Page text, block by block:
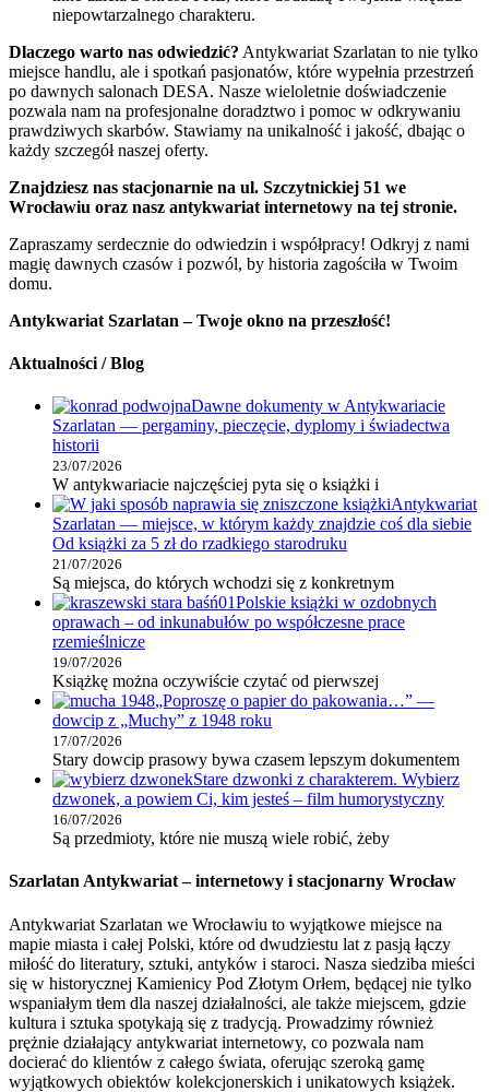
niepowtarzalnego charakteru.
Dlaczego warto nas odwiedzić? Antykwariat Szarlatan to nie tylko
miejsce handlu, ale i spotkań pasjonatów, które wypełnia przestrzeń
po dawnych salonach DESA. Nasze wieloletnie doświadczenie
pozwala nam na profesjonalne doradztwo i pomoc w odkrywaniu
prawdziwych skarbów. Stawiamy na unikalność i jakość, dbając o
każdy szczegół naszej oferty.
Znajdziesz nas stacjonarnie na ul. Szczytnickiej 51 we
Wrocławiu oraz nasz antykwariat internetowy na tej stronie.
Zapraszamy serdecznie do odwiedzin i współpracy! Odkryj z nami
magię dawnych czasów i pozwól, by historia zagościła w Twoim
domu.
Antykwariat Szarlatan – Twoje okno na przeszłość!
Aktualności / Blog
Dawne dokumenty w Antykwariacie
Szarlatan — pergaminy, pieczęcie, dyplomy i świadectwa
historii
23/07/2026
W antykwariacie najczęściej pyta się o książki i
Antykwariat
Szarlatan — miejsce, w którym każdy znajdzie coś dla siebie
Od książki za 5 zł do rzadkiego starodruku
21/07/2026
Są miejsca, do których wchodzi się z konkretnym
Polskie książki w ozdobnych
oprawach – od inkunabułów po współczesne prace
rzemieślnicze
19/07/2026
Książkę można oczywiście czytać od pierwszej
„Poproszę o papier do pakowania…” —
dowcip z „Muchy” z 1948 roku
17/07/2026
Stary dowcip prasowy bywa czasem lepszym dokumentem
Stare dzwonki z charakterem. Wybierz
dzwonek, a powiem Ci, kim jesteś – film humorystyczny
16/07/2026
Są przedmioty, które nie muszą wiele robić, żeby
Szarlatan Antykwariat – internetowy i stacjonarny Wrocław
Antykwariat Szarlatan we Wrocławiu to wyjątkowe miejsce na
mapie miasta i całej Polski, które od dwudziestu lat z pasją łączy
miłość do literatury, sztuki, antyków i staroci. Nasza siedziba mieści
się w historycznej Kamienicy Pod Złotym Orłem, będącej nie tylko
wspaniałym tłem dla naszej działalności, ale także miejscem, gdzie
kultura i sztuka spotykają się z tradycją. Prowadzimy również
prężnie działający antykwariat internetowy, co pozwala nam
docierać do klientów z całego świata, oferując szeroką gamę
wyjątkowych obiektów kolekcjonerskich i unikatowych książek.